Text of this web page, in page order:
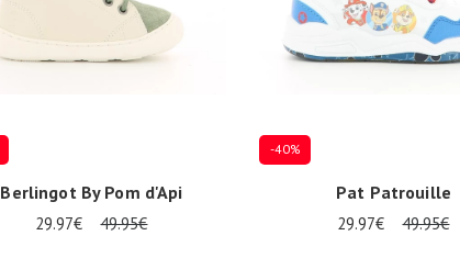
Berlingot By Pom d'Api
29.97€ 49.95€
-40%
Pat Patrouille
29.97€ 49.95€